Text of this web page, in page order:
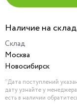
Наличие на
Склад
Москва
Новосибирск
*Дата поступлений
дату узнайте у
есть в наличии